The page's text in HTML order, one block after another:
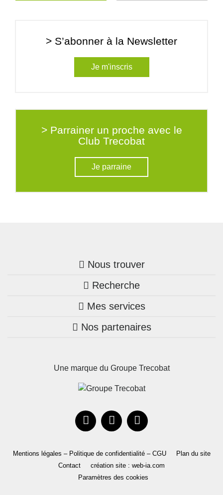
> S’abonner à la Newsletter
Je m'inscris
> Parrainer un proche avec le
Club Trecobat
Je parraine
Nous trouver
Trouver une agence
Bretagne
Pays de la Loire
Occitanie
Recherche
Nos annonces
Maison + terrain
Mes services
Mon compte Trecobois
Parrainez un proche!
Nos partenaires
Une marque du Groupe Trecobat
Mentions légales – Politique de confidentialité – CGU
Plan du site
Contact
création site : web-ia.com
Paramètres des cookies